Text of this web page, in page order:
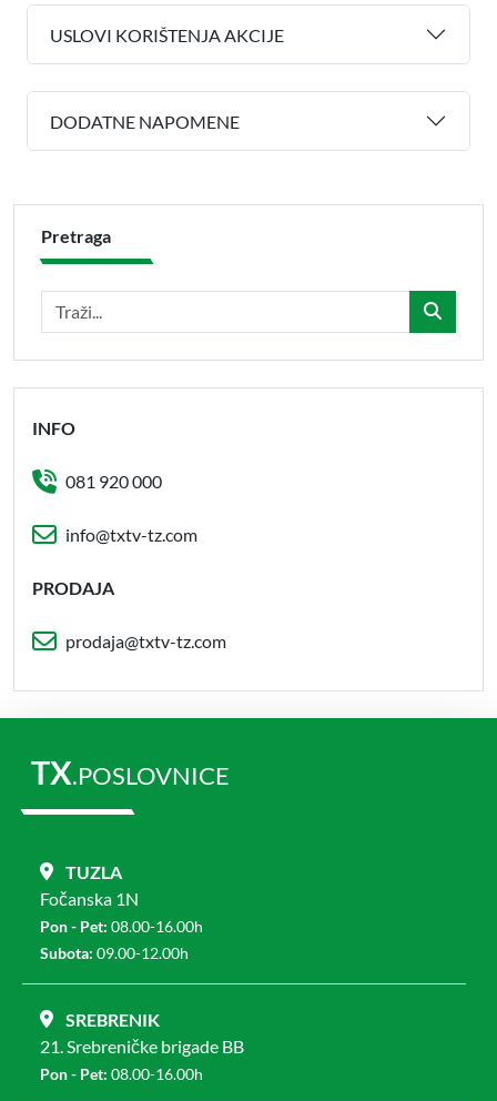
USLOVI KORIŠTENJA AKCIJE
DODATNE NAPOMENE
Pretraga
INFO
081 920 000
info@txtv-tz.com
PRODAJA
prodaja@txtv-tz.com
TX.POSLOVNICE
TUZLA
Fočanska 1N
Pon - Pet: 08.00-16.00h
Subota: 09.00-12.00h
SREBRENIK
21. Srebreničke brigade BB
Pon - Pet: 08.00-16.00h